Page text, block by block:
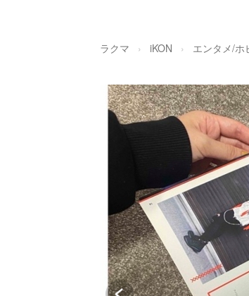
ラクマ iKON エンタメ/ホ